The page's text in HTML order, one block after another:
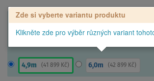
Zde si vyberte variantu produktu
Klikněte zde pro výběr různých variant
4,9m (41 899 Kč) 6,0m (42 899 Kč)